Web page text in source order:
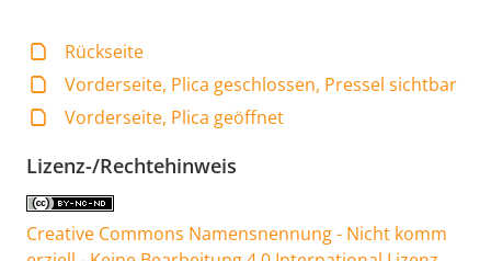
Rückseite
Vorderseite, Plica geschlossen, Pressel sichtbar
Vorderseite, Plica geöffnet
Lizenz-/Rechtehinweis
Creative Commons Namensnennung - Nicht komm